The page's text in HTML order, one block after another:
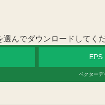
んでダウンロードしてくだ
EPS
ベクターデ